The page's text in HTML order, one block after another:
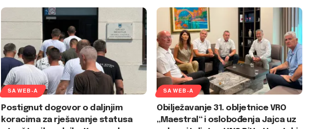
SA WEB-A
Postignut dogovor o daljnjim
koracima za rješavanje statusa
SA WEB-A
Obilježavanje 31. obljetnice VRO
„Maestral“ i oslobođenja Jajca uz